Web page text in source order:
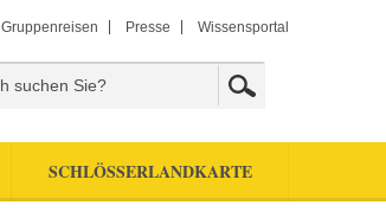
Gruppenreisen Presse Wissensportal
SCHLÖSSERLANDKARTE